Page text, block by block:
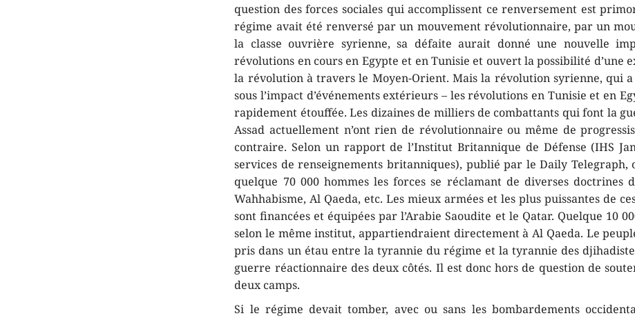
question des forces sociales qui accomplissent ce renversement est
régime avait été renversé par un mouvement révolutionnaire, par un
la classe ouvrière syrienne, sa défaite aurait donné une nouvelle
révolutions en cours en Egypte et en Tunisie et ouvert la possibilité d’une
la révolution à travers le Moyen-Orient. Mais la révolution syrienne, qui a
sous l’impact d’événements extérieurs – les révolutions en Tunisie et en
rapidement étouffée. Les dizaines de milliers de combattants qui font la
Assad actuellement n’ont rien de révolutionnaire ou même de
contraire. Selon un rapport de l’Institut Britannique de Défense (IHS
services de renseignements britanniques), publié par le Daily Telegraph,
quelque 70 000 hommes les forces se réclamant de diverses doctrines
Wahhabisme, Al Qaeda, etc. Les mieux armées et les plus puissantes de
sont financées et équipées par l’Arabie Saoudite et le Qatar. Quelque 10
selon le même institut, appartiendraient directement à Al Qaeda. Le
pris dans un étau entre la tyrannie du régime et la tyrannie des
guerre réactionnaire des deux côtés. Il est donc hors de question de
deux camps.
Si le régime devait tomber, avec ou sans les bombardements